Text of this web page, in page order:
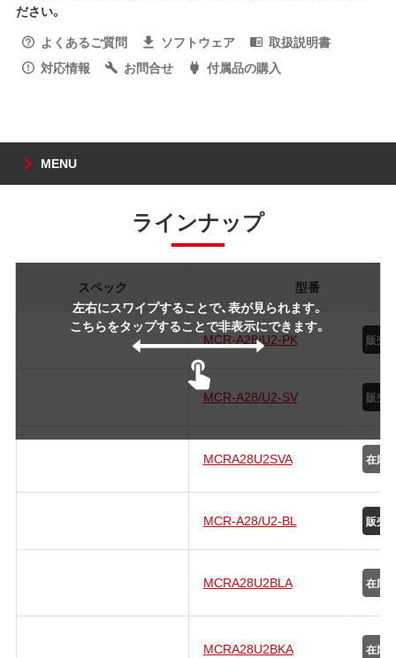
ださい。
よくあるご質問
ソフトウェア
取扱説明書
対応情報
お問合せ 付属品の購入
MENU
ラインナップ
左右にスワイプすることで、表が見られます。
こちらをタップすることで非表示にできます。
スペック 型番
MCR-A28/U2-PK
MCR-A28/U2-SV
MCRA28U2SVA
MCR-A28/U2-BL
MCRA28U2BLA
MCRA28U2BKA